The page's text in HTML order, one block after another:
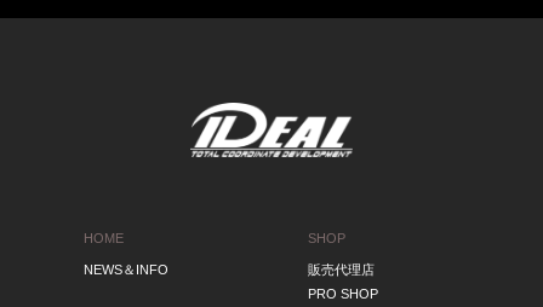
HOME
NEWS＆INFO
SHOP
販売代理店
PRO SHOP